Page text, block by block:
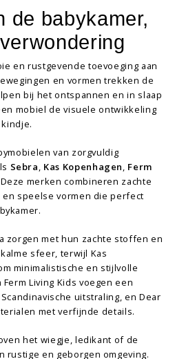
de babykamer,
en rustgevende toevoeging aan
en vormen trekken de
bij het ontspannen en in slaap
mobiel de visuele ontwikkeling
van zorgvuldig
Sebra, Kas Kopenhagen, Ferm
merken combineren zachte
speelse vormen die perfect
zorgen met hun zachte stoffen en
sfeer, terwijl Kas
minimalistische en stijlvolle
Living Kids voegen een
uitstraling, en Dear
met verfijnde details.
het wiegje, ledikant of de
rustige en geborgen omgeving.